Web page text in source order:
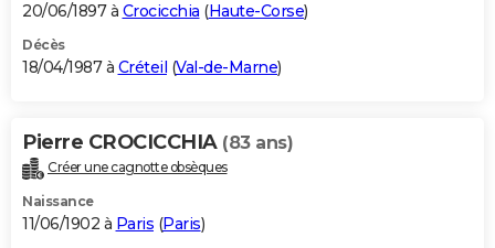
20/06/1897 à Crocicchia (Haute-Corse)
Décès
18/04/1987 à Créteil (Val-de-Marne)
Pierre CROCICCHIA (83 ans)
Créer une cagnotte obsèques
Naissance
11/06/1902 à Paris (Paris)